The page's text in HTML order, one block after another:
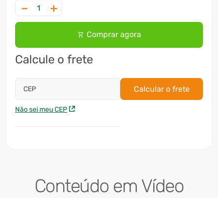
＋
－
Comprar agora
Calcule o frete
CEP
Não sei meu CEP
Calcular o frete
Conteúdo em Vídeo